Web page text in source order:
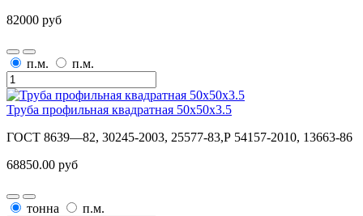
82000 руб
п.м. п.м.
Труба профильная квадратная 50х50x3.5
ГОСТ 8639—82, 30245-2003, 25577-83,Р 54157-2010, 13663-86
68850.00 руб
тонна п.м.